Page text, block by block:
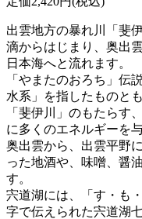
出雲地方の暴れ川「斐
滴からはじまり、奥出
日本海へと流れます。
「やまたのおろち」伝
水系」を指したものと
「斐伊川」のもたらす
に多くのエネルギーを
奥出雲から、出雲平野
った地酒や、味噌、醤
す。
宍道湖には、「す・も
字で伝えられた宍道湖